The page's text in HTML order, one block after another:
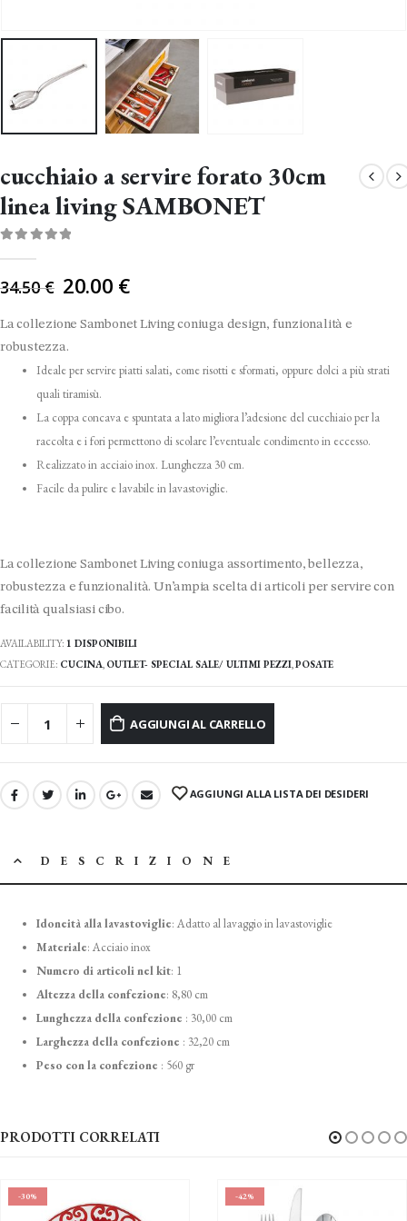
cucchiaio a servire forato 30cm
linea living SAMBONET
34.50€ Il
originale
era:
34.50 €.
20.00 €
La collezione Sambonet Living coniuga design, funzionalità e
robustezza.
Ideale per servire piatti salati, come risotti e sformati, oppure dolci a più strati
quali tiramisù.
La coppa concava e spuntata a lato migliora l’adesione del cucchiaio per la
raccolta e i fori permettono di scolare l’eventuale condimento in eccesso.
Realizzato in acciaio inox. Lunghezza 30 cm.
Facile da pulire e lavabile in lavastoviglie.
La collezione Sambonet Living coniuga assortimento, bellezza,
robustezza e funzionalità. Un’ampia scelta di articoli per servire con
facilità qualsiasi cibo.
AVAILABILITY: 1 DISPONIBILI
CATEGORIE: CUCINA, OUTLET- SPECIAL SALE/ ULTIMI PEZZI,POSATE
AGGIUNGI AL CARRELLO
AGGIUNGI ALLA LISTA DEI DESIDERI
DESCRIZIONE
Idoneità alla lavastoviglie: Adatto al lavaggio in lavastoviglie
Materiale: Acciaio inox
Numero di articoli nel kit: 1
Altezza della confezione: 8,80 cm
Lunghezza della confezione : 30,00 cm
Larghezza della confezione : 32,20 cm
Peso con la confezione : 560 gr
PRODOTTI CORRELATI